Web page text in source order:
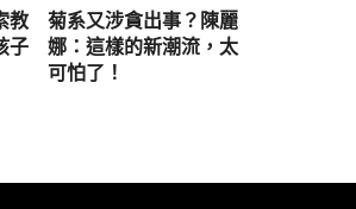
教
子
菊系又涉貪出事？陳麗
娜：這樣的新潮流，太
可怕了！